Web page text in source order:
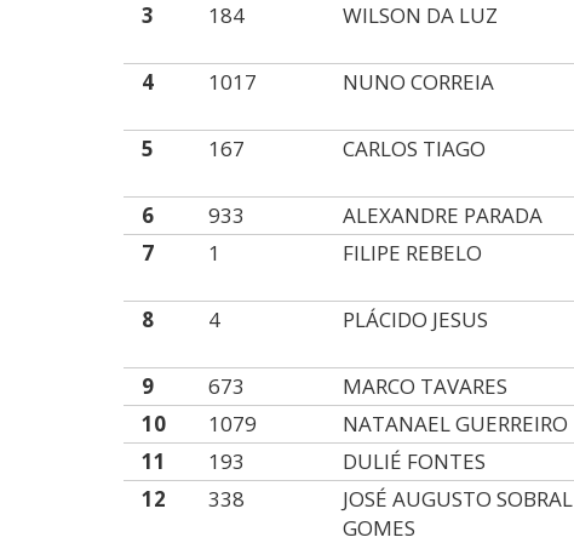
3
184 WILSON DA LUZ
4 1017 NUNO CORREIA
5 167 CARLOS TIAGO
6 933 ALEXANDRE PARADA
7
1 FILIPE REBELO
8 4 PLÁCIDO JESUS
9 673 MARCO TAVARES
10
1079 NATANAEL GUERREIRO
11
193 DULIÉ FONTES
12
338
JOSÉ AUGUSTO SOBRAL
GOMES